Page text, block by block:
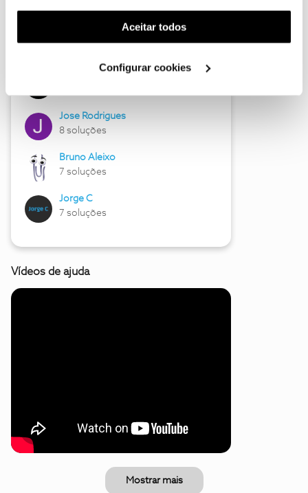
funcionalidade) e adaptar anúncios aos seus interesses
(cookies de publicidade personalizada). Pode gerir a
utilização dos cookies clicando em "Configurar
Aceitar todos
Configurar cookies
Hall of Fame de junho
Jose Rodrigues
8 soluções
Bruno Aleixo
7 soluções
Jorge C
7 soluções
Vídeos de ajuda
Mostrar mais